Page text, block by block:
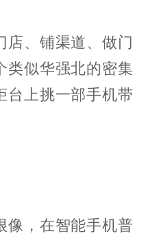
店、铺渠道、做门
类似华强北的密集
台上挑一部手机带
像，在智能手机普